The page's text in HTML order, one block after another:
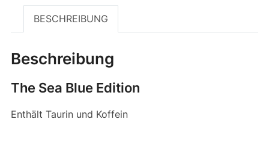
BESCHREIBUNG
Beschreibung
The Sea Blue Edition
Enthält Taurin und Koffein